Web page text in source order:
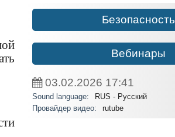
Безопасность
Вебинары
03.02.2026 17:41
Sound language:
RUS - Русский
Провайдер видео:
rutube